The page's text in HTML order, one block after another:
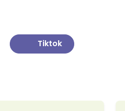
Tiktok